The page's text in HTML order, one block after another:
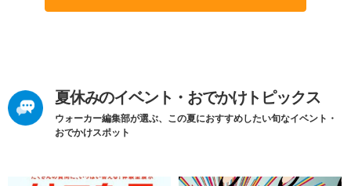
夏休みのイベント・おでかけトピックス
ウォーカー編集部が選ぶ、この夏におすすめしたい旬なイベント・
おでかけスポット